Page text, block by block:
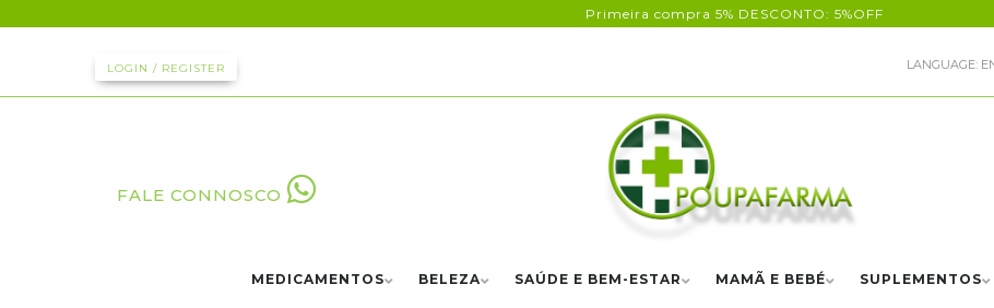
Primeira compra 5% DESCONTO: 5%OFF
LOGIN / REGISTER LANGUAGE:
FALE CONNOSCO
MEDICAMENTOS BELEZA SAÚDE E BEM-ESTAR MAMÃ E BEBÉ SUPLEMENTOS